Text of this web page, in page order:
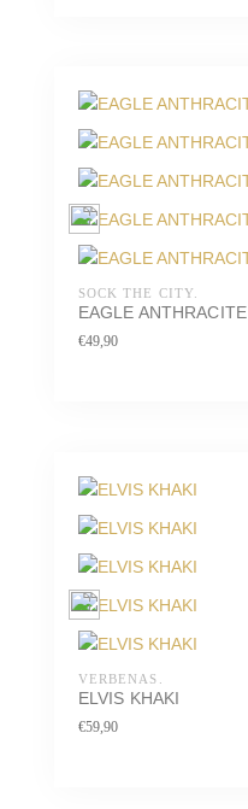
SOCK THE CITY.
EAGLE ANTHRACITE
€49,90
VERBENAS.
ELVIS KHAKI
€59,90